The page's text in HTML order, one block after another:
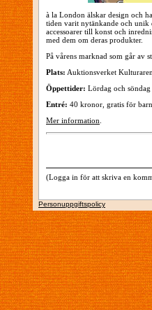
à la London älskar design och
tiden varit nytänkande och unik
accessoarer till konst och
med dem om deras produkter.
På vårens marknad som går av
Plats: Auktionsverket
Öppettider: Lördag och
Entré: 40 kronor, gratis för
Mer information
(Logga in för att skriva en
Personuppgiftspolicy